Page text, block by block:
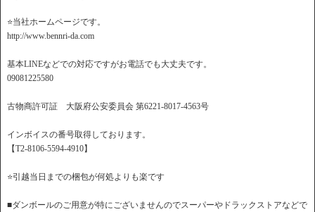
⭐️当社ホームページです。
http://www.bennri-da.com
基本LINEなどでの対応ですがお電話でも大丈夫です。
09081225580
古物商許可証 大阪府公安委員会 第6221-8017-4563号
インボイスの番号取得しております。
【T2-8106-5594-4910】
⭐️引越当日までの梱包が何処よりも楽です
■ダンボールのご用意が特にございませんのでスーパーやドラックストアなどで